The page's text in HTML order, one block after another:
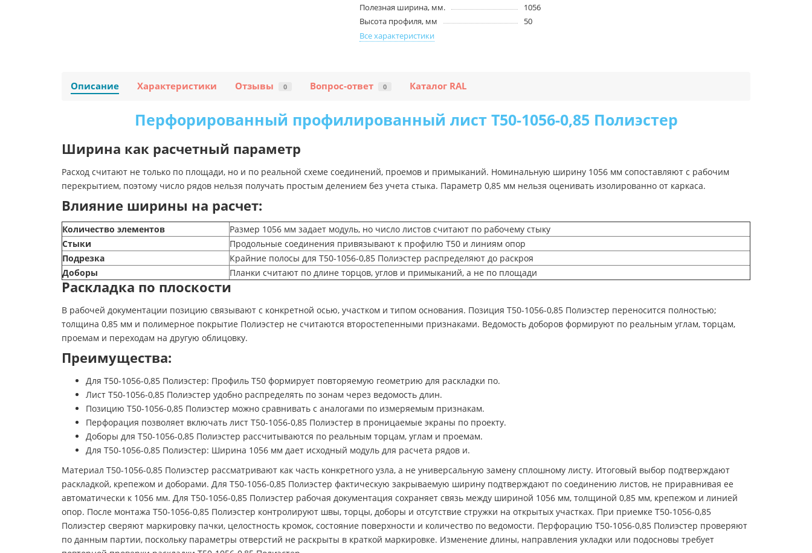
Полезная ширина, мм.
1056
Высота профиля, мм
50
Все характеристики
Описание Характеристики Отзывы 0 Вопрос-ответ 0 Каталог RAL
Перфорированный профилированный лист Т50-1056-0,85 Полиэстер
Ширина как расчетный параметр
Расход считают не только по площади, но и по реальной схеме соединений, проемов и примыканий. Номинальную ширину 1056 мм сопоставляют с рабочим
перекрытием, поэтому число рядов нельзя получать простым делением без учета стыка. Параметр 0,85 мм нельзя оценивать изолированно от каркаса.
Влияние ширины на расчет:
Количество элементов
Размер 1056 мм задает модуль, но число листов считают по рабочему стыку
Стыки
Продольные соединения привязывают к профилю Т50 и линиям опор
Подрезка
Крайние полосы для Т50-1056-0,85 Полиэстер распределяют до раскроя
Доборы
Планки считают по длине торцов, углов и примыканий, а не по площади
Раскладка по плоскости
В рабочей документации позицию связывают с конкретной осью, участком и типом основания. Позиция Т50-1056-0,85 Полиэстер переносится полностью;
толщина 0,85 мм и полимерное покрытие Полиэстер не считаются второстепенными признаками. Ведомость доборов формируют по реальным углам, торцам,
проемам и переходам на другую облицовку.
Преимущества:
Для Т50-1056-0,85 Полиэстер: Профиль Т50 формирует повторяемую геометрию для раскладки по.
Лист Т50-1056-0,85 Полиэстер удобно распределять по зонам через ведомость длин.
Позицию Т50-1056-0,85 Полиэстер можно сравнивать с аналогами по измеряемым признакам.
Перфорация позволяет включать лист Т50-1056-0,85 Полиэстер в проницаемые экраны по проекту.
Доборы для Т50-1056-0,85 Полиэстер рассчитываются по реальным торцам, углам и проемам.
Для Т50-1056-0,85 Полиэстер: Ширина 1056 мм дает исходный модуль для расчета рядов и.
Материал Т50-1056-0,85 Полиэстер рассматривают как часть конкретного узла, а не универсальную замену сплошному листу. Итоговый выбор подтверждают
раскладкой, крепежом и доборами. Для Т50-1056-0,85 Полиэстер фактическую закрываемую ширину подтверждают по соединению листов, не приравнивая ее
автоматически к 1056 мм. Для Т50-1056-0,85 Полиэстер рабочая документация сохраняет связь между шириной 1056 мм, толщиной 0,85 мм, крепежом и линией
опор. После монтажа Т50-1056-0,85 Полиэстер контролируют швы, торцы, доборы и отсутствие стружки на открытых участках. При приемке Т50-1056-0,85
Полиэстер сверяют маркировку пачки, целостность кромок, состояние поверхности и количество по ведомости. Перфорацию Т50-1056-0,85 Полиэстер проверяют
по данным партии, поскольку параметры отверстий не раскрыты в краткой маркировке. Изменение длины, направления укладки или подосновы требует